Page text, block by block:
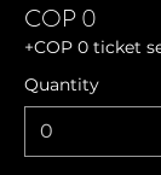
COP 0
+COP 0 ticket
Quantity